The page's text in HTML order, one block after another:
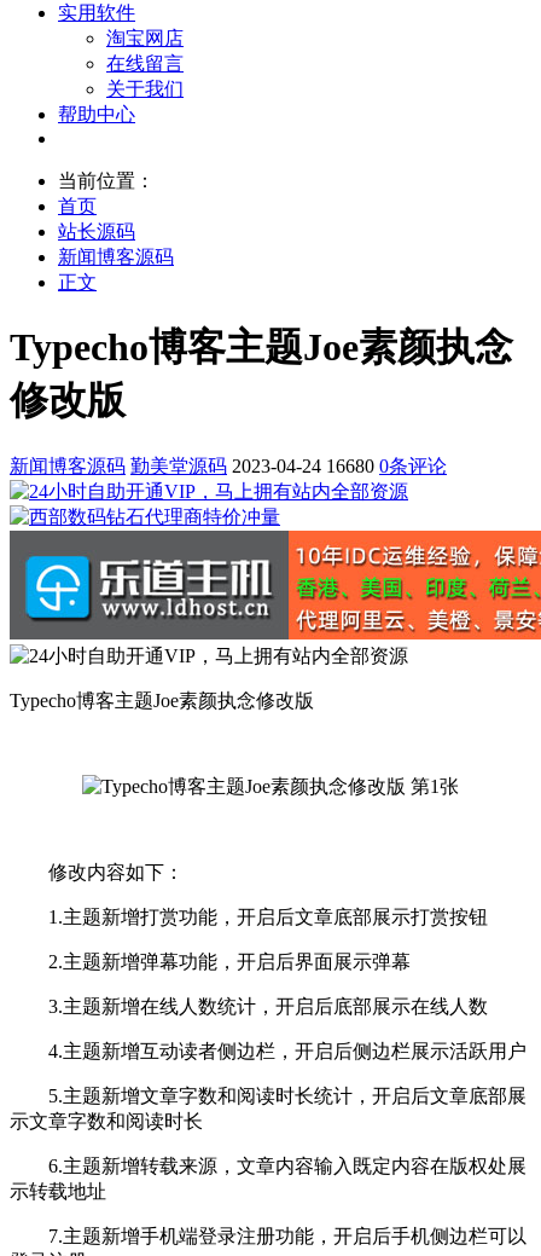
实用软件
淘宝网店
在线留言
关于我们
帮助中心
当前位置：
首页
站长源码
新闻博客源码
正文
Typecho博客主题Joe素颜执念
修改版
新闻博客源码 勤美堂源码 2023-04-24 16680 0条评论
Typecho博客主题Joe素颜执念修改版
修改内容如下：
1.主题新增打赏功能，开启后文章底部展示打赏按钮
2.主题新增弹幕功能，开启后界面展示弹幕
3.主题新增在线人数统计，开启后底部展示在线人数
4.主题新增互动读者侧边栏，开启后侧边栏展示活跃用户
5.主题新增文章字数和阅读时长统计，开启后文章底部展
示文章字数和阅读时长
6.主题新增转载来源，文章内容输入既定内容在版权处展
示转载地址
7.主题新增手机端登录注册功能，开启后手机侧边栏可以